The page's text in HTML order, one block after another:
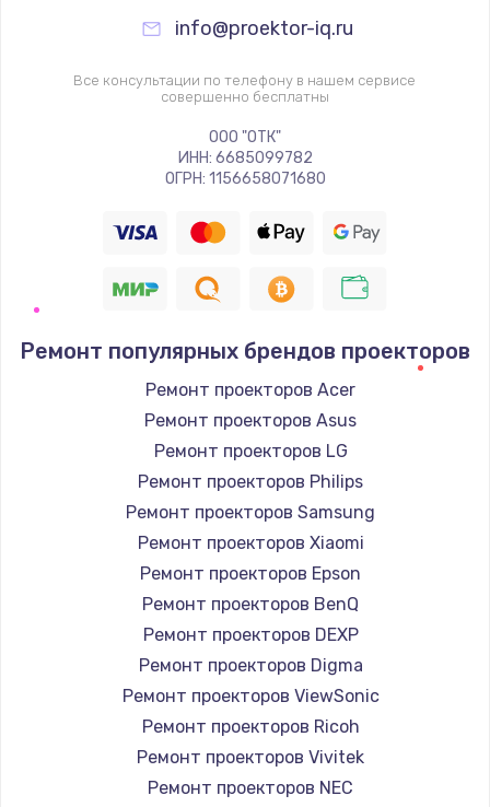
info@proektor-iq.ru
Все консультации по телефону в нашем сервисе
совершенно бесплатны
ООО "ОТК"
ИНН: 6685099782
ОГРН: 1156658071680
Ремонт популярных брендов проекторов
Ремонт проекторов Acer
Ремонт проекторов Asus
Ремонт проекторов LG
Ремонт проекторов Philips
Ремонт проекторов Samsung
Ремонт проекторов Xiaomi
Ремонт проекторов Epson
Ремонт проекторов BenQ
Ремонт проекторов DEXP
Ремонт проекторов Digma
Ремонт проекторов ViewSonic
Ремонт проекторов Ricoh
Ремонт проекторов Vivitek
Ремонт проекторов NEC